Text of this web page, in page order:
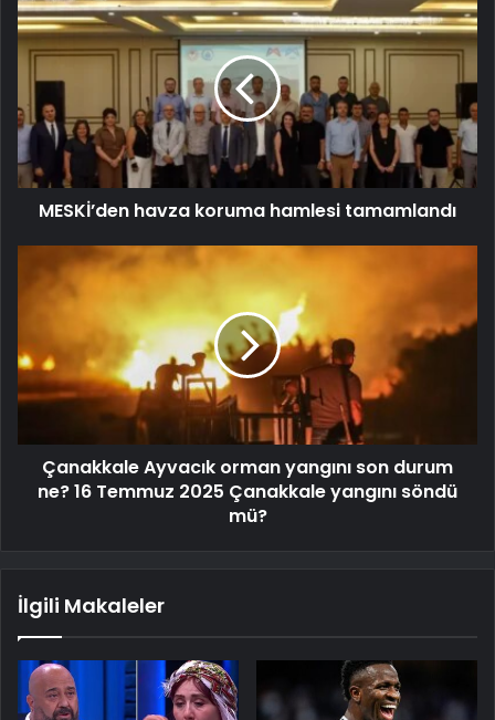
MESKİ’den havza koruma hamlesi tamamlandı
Çanakkale Ayvacık orman yangını son durum
ne? 16 Temmuz 2025 Çanakkale yangını söndü
mü?
İlgili Makaleler